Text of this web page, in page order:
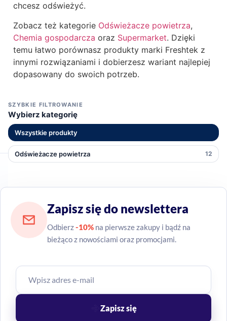
SZYBKIE FILTROWANIE
Wybierz kategorię
Wszystkie produkty
Odświeżacze powietrza 12
chcesz odświeżyć.
Zobacz też kategorie Odświeżacze powietrza,
Chemia gospodarcza oraz Supermarket. Dzięki
temu łatwo porównasz produkty marki Freshtek z
innymi rozwiązaniami i dobierzesz wariant najlepiej
dopasowany do swoich potrzeb.
Zapisz się do newslettera
Odbierz-10% na pierwsze zakupy i bądź na
bieżąco z nowościami oraz promocjami.
Zapisz się